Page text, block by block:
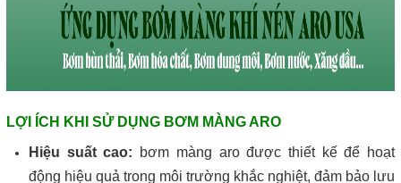
LỢI ÍCH KHI SỬ DỤNG BƠM MÀNG ARO
Hiệu suất cao: bơm màng aro được thiết kế để hoạt
động hiệu quả trong môi trường khắc nghiệt, đảm bảo lưu